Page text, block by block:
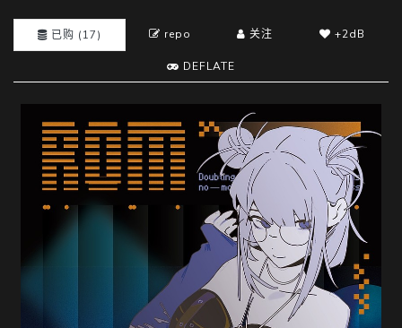
兑
LA TE
听
已购 (17) repo 关注 +2dB
DEFLATE